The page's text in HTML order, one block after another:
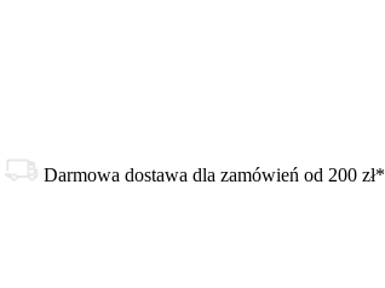
Darmowa dostawa dla zamówień od 200 zł*